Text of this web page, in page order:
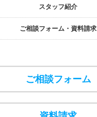
スタッフ紹介
ご相談フォーム・資料請求
ご相談フォーム